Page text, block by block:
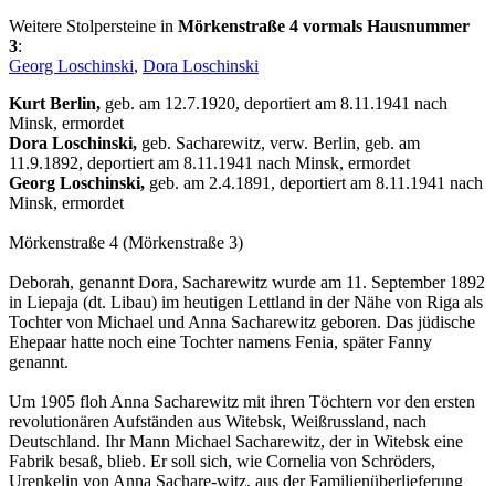
Weitere Stolpersteine in Mörkenstraße 4 vormals Hausnummer
3:
Georg Loschinski, Dora Loschinski
Kurt Berlin, geb. am 12.7.1920, deportiert am 8.11.1941 nach
Minsk, ermordet
Dora Loschinski, geb. Sacharewitz, verw. Berlin, geb. am
11.9.1892, deportiert am 8.11.1941 nach Minsk, ermordet
Georg Loschinski, geb. am 2.4.1891, deportiert am 8.11.1941 nach
Minsk, ermordet
Mörkenstraße 4 (Mörkenstraße 3)
Deborah, genannt Dora, Sacharewitz wurde am 11. September 1892
in Liepaja (dt. Libau) im heutigen Lettland in der Nähe von Riga als
Tochter von Michael und Anna Sacharewitz geboren. Das jüdische
Ehepaar hatte noch eine Tochter namens Fenia, später Fanny
genannt.
Um 1905 floh Anna Sacharewitz mit ihren Töchtern vor den ersten
revolutionären Aufständen aus Witebsk, Weißrussland, nach
Deutschland. Ihr Mann Michael Sacharewitz, der in Witebsk eine
Fabrik besaß, blieb. Er soll sich, wie Cornelia von Schröders,
Urenkelin von Anna Sachare-witz, aus der Familienüberlieferung